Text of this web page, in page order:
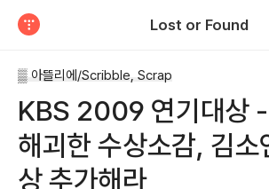
Lost or Found
▒ 아뜰리에/Scribble, Scrap
KBS 2009 연기대상 -
해괴한 수상소감, 김소
상 추가해라